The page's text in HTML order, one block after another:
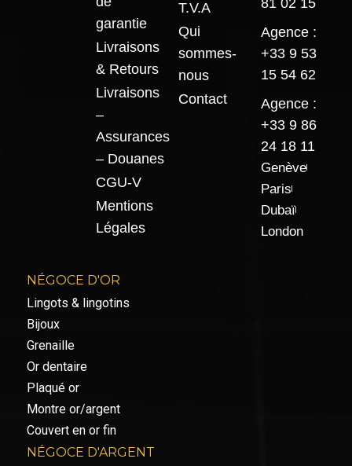
garantie
Livraisons
& Retours
Livraisons
–
Assurances
– Douanes
CGU-V
Mentions
Légales
T.V.A
Qui
sommes-
nous
Contact
Agence :
+33 9 53
15 54 62
Agence :
+33 9 86
24 18 11
Genève
Paris
Dubaï
London
NÉGOCE D'OR
Lingots & lingotins
Bijoux
Grenaille
Or dentaire
Plaqué or
Montre or/argent
Couvert en or fin
NÉGOCE D'ARGENT